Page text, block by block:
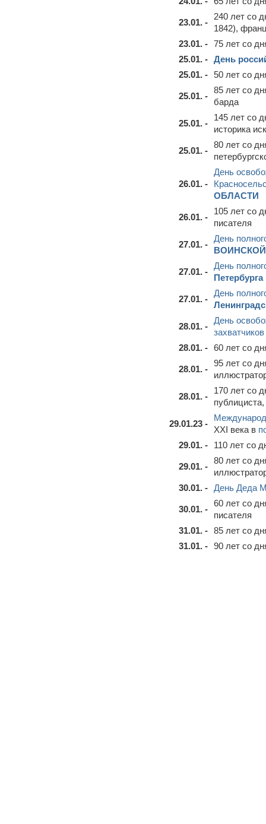
23.01. -
240 лет со
1842),
23.01. - 75 лет со
25.01. - День
25.01. - 50 лет со
25.01. -
85 лет со
барда
25.01. -
145 лет со
историка
25.01. -
80 лет со
26.01. -
День
ОБЛАСТИ
26.01. -
105 лет со
писателя
27.01. -
День
27.01. -
День
Петербурга
27.01. -
День
28.01. -
День
захватчиков
28.01. - 60 лет со
28.01. -
95 лет со
28.01. -
170 лет со
29.01.23 -
XXI века в
29.01. -
110 лет со
29.01. -
80 лет со
30.01. - День Деда
30.01. -
60 лет со
писателя
31.01. - 85 лет со
31.01. - 90 лет со